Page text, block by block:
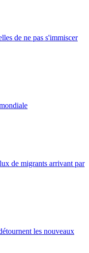
de ne pas s'immiscer
de migrants arrivant par
les nouveaux